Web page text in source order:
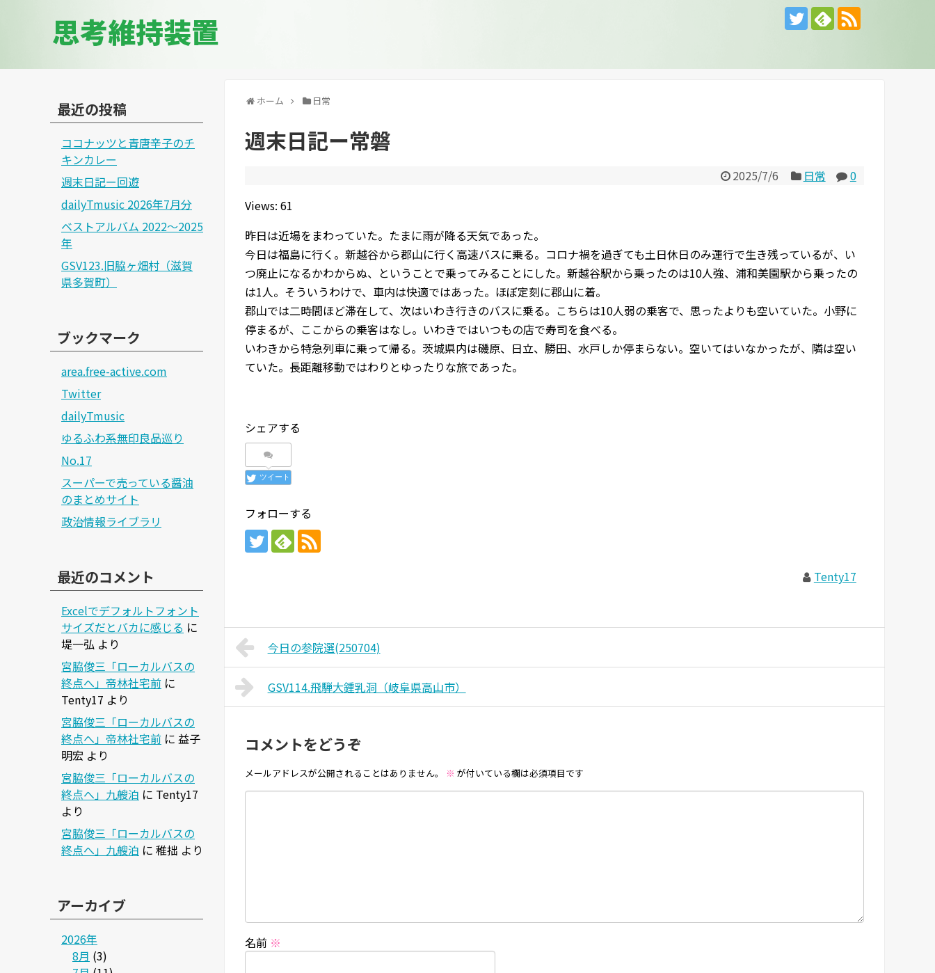
思考維持装置
ホーム 日常
週末日記ー常磐
2025/7/6 日常
0
Views: 61
昨日は近場をまわっていた。たまに雨が降る天気であった。
今日は福島に行く。新越谷から郡山に行く高速バスに乗る。コロナ禍を過ぎても土日休日のみ運行で生き残っているが、い
つ廃止になるかわからぬ、ということで乗ってみることにした。新越谷駅から乗ったのは10人強、浦和美園駅から乗ったの
は1人。そういうわけで、車内は快適ではあった。ほぼ定刻に郡山に着。
郡山では二時間ほど滞在して、次はいわき行きのバスに乗る。こちらは10人弱の乗客で、思ったよりも空いていた。小野に
停まるが、ここからの乗客はなし。いわきではいつもの店で寿司を食べる。
いわきから特急列車に乗って帰る。茨城県内は磯原、日立、勝田、水戸しか停まらない。空いてはいなかったが、隣は空い
ていた。長距離移動ではわりとゆったりな旅であった。
シェアする
ツイート
フォローする
Tenty17
今日の参院選(250704)
GSV114.飛騨大鍾乳洞（岐阜県高山市）
コメントをどうぞ
メールアドレスが公開されることはありません。 ※ が付いている欄は必須項目です
名前 ※
最近の投稿
ココナッツと青唐辛子のチ
キンカレー
週末日記ー回遊
dailyTmusic 2026年7月分
ベストアルバム 2022～2025
年
GSV123.旧脇ヶ畑村（滋賀
県多賀町）
ブックマーク
area.free-active.com
Twitter
dailyTmusic
ゆるふわ系無印良品巡り
No.17
スーパーで売っている醤油
のまとめサイト
政治情報ライブラリ
最近のコメント
Excelでデフォルトフォント
サイズだとバカに感じる に
堤一弘 より
宮脇俊三「ローカルバスの
終点へ」帝林社宅前 に
Tenty17 より
宮脇俊三「ローカルバスの
終点へ」帝林社宅前 に 益子
明宏 より
宮脇俊三「ローカルバスの
終点へ」九艘泊 に Tenty17
より
宮脇俊三「ローカルバスの
終点へ」九艘泊 に 稚拙 より
アーカイブ
2026年
8月 (3)